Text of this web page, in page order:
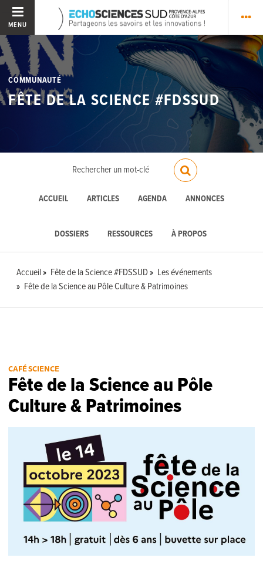
MENU
COMMUNAUTÉ
FÊTE DE LA SCIENCE #FDSSUD
ACCUEIL ARTICLES AGENDA ANNONCES
DOSSIERS RESSOURCES À PROPOS
Accueil Fête de la Science #FDSSUD
Les événements
Fête de la Science au Pôle Culture & Patrimoines
CAFÉ SCIENCE
Fête de la Science au Pôle
Culture & Patrimoines